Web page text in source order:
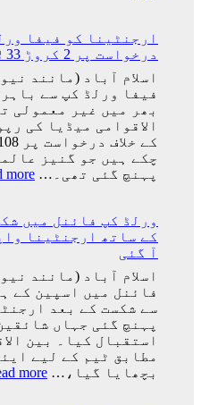
اور
جارجینا
روڈریگز
کی
شادی
کی
تاریخ
سامنے
آ
گئی
ارجنٹینا کو فیفا
درخواست پر 2 کروڑ 33 لاکھ افراد کے دستخط
فیفا ورلڈ کپ سے
بھر میں غیر معمولی
الاقوامی میڈیا کی
چکے ہیں جو گنیز
پہنچ گئی تھی۔… more
ورلڈ کپ فائنل میں
کے ساتھ ارجنٹینا
آ گئی
سے شکست کے بعد
پہنچ گئی جہاں
استقبال کیا۔ بین
مطابق ٹیم کے لیے
بچھایا گیا،… more